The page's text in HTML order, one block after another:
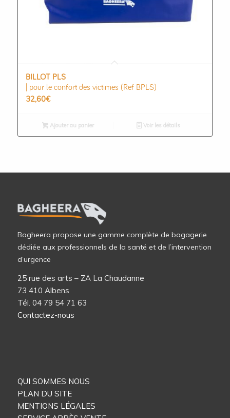
BILLOT PLS
| pour le confort des victimes (Ref BPLS)
32,60€
Ajouter au panier Voir les détails
Bagheera propose une gamme complète de bagagerie
dédiée aux professionnels de la santé et de l’intervention
d’urgence
25 rue des arts – ZA La Chaudanne
73 410 Albens
Tél. 04 79 54 71 63
Contactez-nous
QUI SOMMES NOUS
PLAN DU SITE
MENTIONS LÉGALES